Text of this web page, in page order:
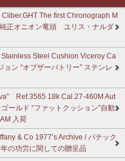
The first Chronograph M
正オニオン竜頭 ユリス・ナルダ
Stainless Steel Cushion Viceroy Ca
ン “オブザーバトリー” ステンレ
Ref.3565 18k Cal.27-460M Aut
ルド “ファットクッション”自動
入荷
& Co 1977’s Archive / パテック
の功労に関しての贈呈品